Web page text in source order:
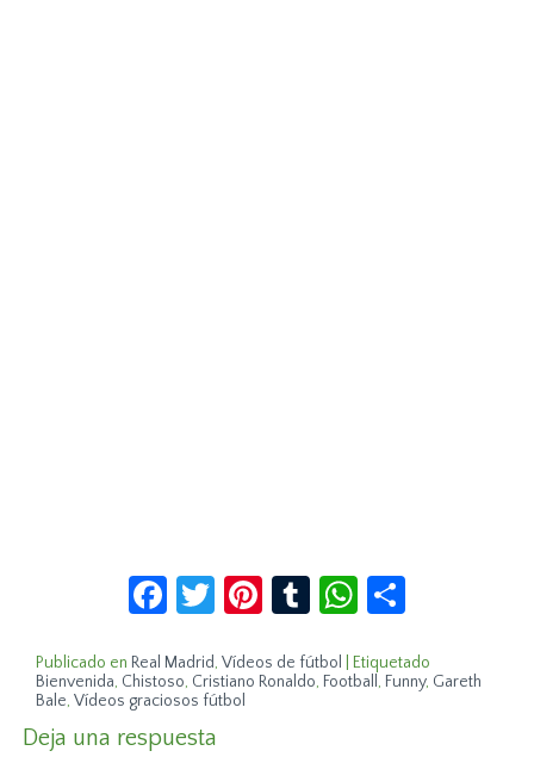
Facebook
Twitter
Pinterest
TumblrWhatsApp
Publicado en Real Madrid,Vídeos de fútbol
Etiquetado
Bienvenida, Chistoso, Cristiano Ronaldo, Football, Funny, Gareth
Bale,Vídeos graciosos fútbol
Deja una respuesta